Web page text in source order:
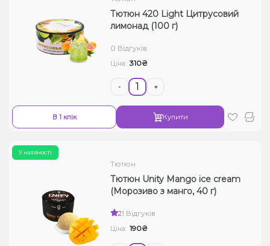
Тютюн 420 Light Цитрусовий
лимонад (100 г)
0 Відгуків
Ціна: 310₴
- +
В 1 клік Купити
У наявності
Тютюн
Тютюн Unity Mango ice cream
(Морозиво з манго, 40 г)
21 Відгуків
Ціна: 190₴